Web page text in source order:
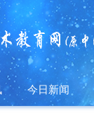
今日新闻